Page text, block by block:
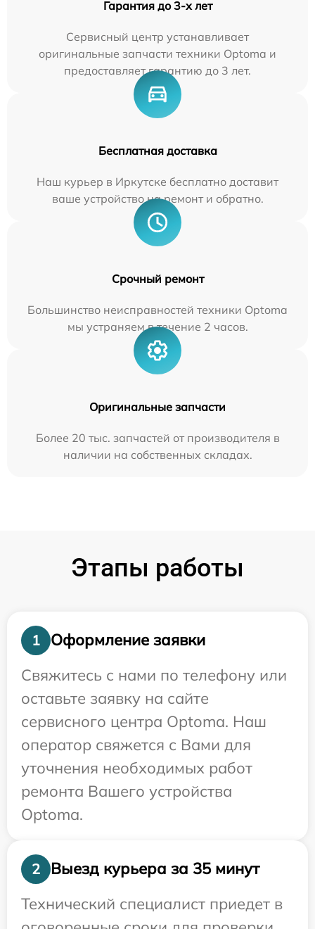
Гарантия до 3-х лет
Сервисный центр устанавливает
оригинальные запчасти техники Optoma и
предоставляет гарантию до 3 лет.
Бесплатная доставка
Наш курьер в Иркутске бесплатно доставит
ваше устройство на ремонт и обратно.
Срочный ремонт
Большинство неисправностей техники Optoma
мы устраняем в течение 2 часов.
Оригинальные запчасти
Более 20 тыс. запчастей от производителя в
наличии на собственных складах.
Этапы работы
1
Оформление заявки
Свяжитесь с нами по телефону или
оставьте заявку на сайте
сервисного центра Optoma. Наш
оператор свяжется с Вами для
уточнения необходимых работ
ремонта Вашего устройства
Optoma.
2
Выезд курьера за 35 минут
Технический специалист приедет в